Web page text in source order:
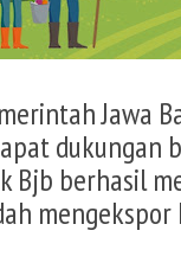
Jawa
dukungan
Bjb berhasil